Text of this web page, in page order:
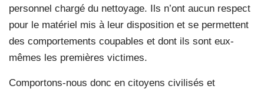
personnel chargé du nettoyage. Ils n’ont aucun respect
pour le matériel mis à leur disposition et se permettent
des comportements coupables et dont ils sont eux-
mêmes les premières victimes.
Comportons-nous donc en citoyens civilisés et